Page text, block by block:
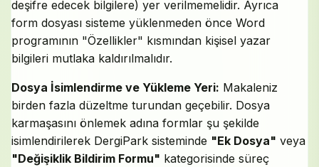
deşifre edecek bilgilere) yer verilmemelidir. Ayrıca
form dosyası sisteme yüklenmeden önce Word
programının "Özellikler" kısmından kişisel yazar
bilgileri mutlaka kaldırılmalıdır.
Dosya İsimlendirme ve Yükleme Yeri: Makaleniz
birden fazla düzeltme turundan geçebilir. Dosya
karmaşasını önlemek adına formlar şu şekilde
isimlendirilerek DergiPark sisteminde "Ek Dosya" veya
"Değişiklik Bildirim Formu" kategorisinde süreç